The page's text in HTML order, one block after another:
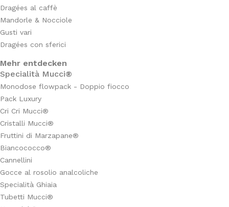
Dragées al caffè
Mandorle & Nocciole
Gusti vari
Dragées con sferici
Mehr entdecken
Specialità Mucci®
Monodose flowpack - Doppio fiocco
Pack Luxury
Cri Cri Mucci®
Cristalli Mucci®
Fruttini di Marzapane®
Biancococco®
Cannellini
Gocce al rosolio analcoliche
Specialità Ghiaia
Tubetti Mucci®